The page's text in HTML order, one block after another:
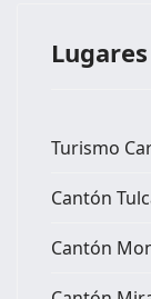
Turismo
Cantón
Cantón